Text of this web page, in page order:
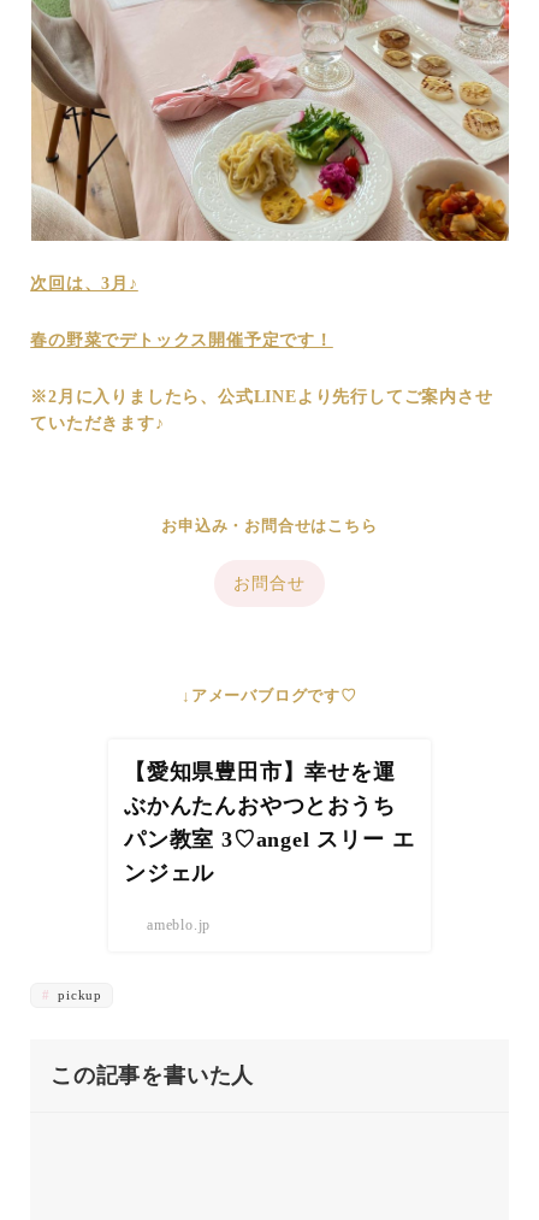
次回は、3月♪
春の野菜でデトックス開催予定です！
※2月に入りましたら、公式LINEより先行してご案内させ
ていただきます♪
お申込み・お問合せはこちら
お問合せ
↓アメーバブログです♡
【愛知県豊田市】幸せを運
ぶかんたんおやつとおうち
パン教室 3♡angel スリー エ
ンジェル
ameblo.jp
pickup
この記事を書いた人